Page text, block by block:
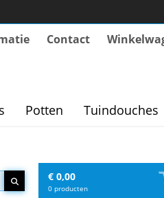
Contact
Potten Tuindouches
€ 0,00
0 producten